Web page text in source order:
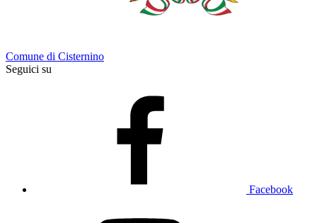
Comune di Cisternino
Seguici su
Facebook